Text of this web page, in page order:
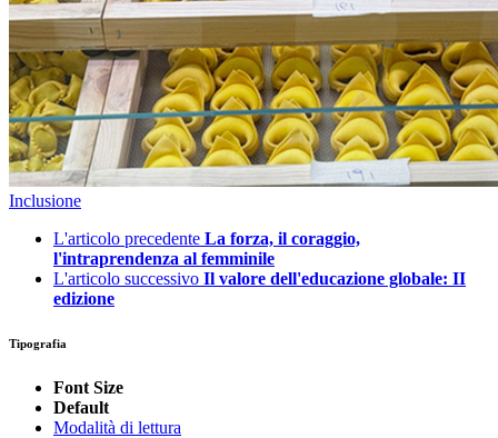
Inclusione
L'articolo precedente La forza, il coraggio,
l'intraprendenza al femminile
L'articolo successivo Il valore dell'educazione globale: II
edizione
Tipografia
Font Size
Default
Modalità di lettura